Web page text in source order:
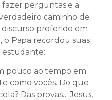
perguntas e a
caminho de
proferido em
o Papa recordou suas
estudante:
pouco ao tempo em
como vocês. Do que
Das provas… Jesus,